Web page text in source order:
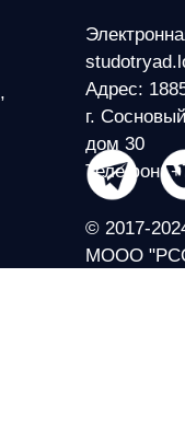
© 2017-
МООО
Адрес:
г.
дом 30
Телефон: